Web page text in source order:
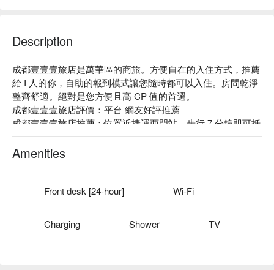
Description
成都壹壹壹旅店是萬華區的商旅。方便自在的入住方式，推薦
給 I 人的你，自助的報到模式讓您隨時都可以入住。房間乾淨
整齊舒適。絕對是您方便且高 CP 值的首選。
成都壹壹壹旅店評價：平台 網友好評推薦
成都壹壹壹旅店推薦：位置近捷運西門站，步行 7 分鐘即可抵
達。
成都壹壹壹旅店優惠、成都壹壹壹旅店住宿方案、成都壹壹壹
Amenities
Front desk [24-hour] Wi-Fi
Charging Shower TV